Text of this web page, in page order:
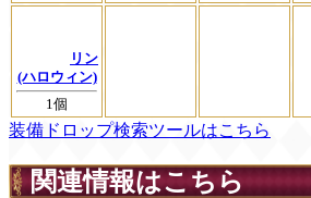
リン
(ハロウィン)
1個
装備ドロップ検索ツールはこちら
関連情報はこちら